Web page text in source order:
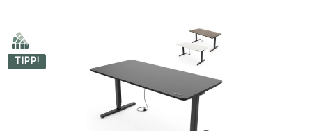
TIPP!